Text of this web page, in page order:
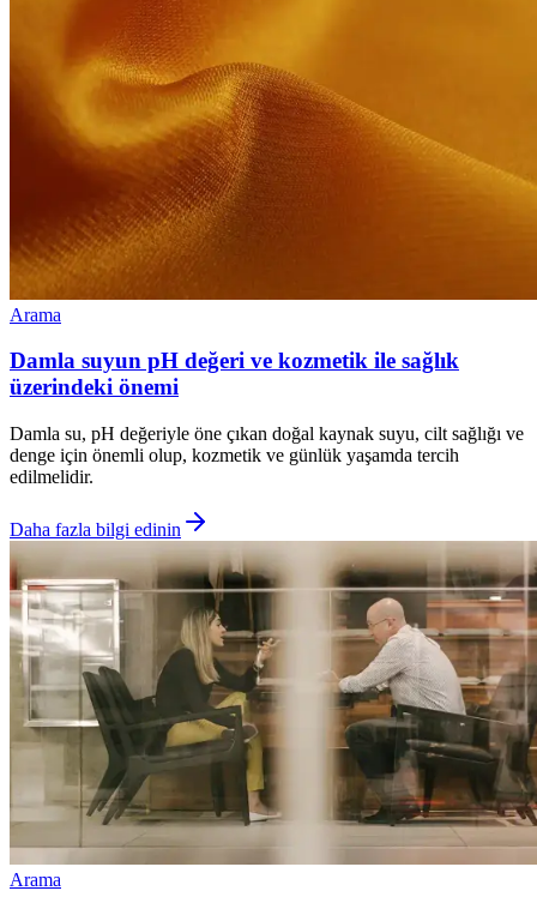
Arama
Damla suyun pH değeri ve kozmetik ile sağlık
üzerindeki önemi
Damla su, pH değeriyle öne çıkan doğal kaynak suyu, cilt sağlığı ve
denge için önemli olup, kozmetik ve günlük yaşamda tercih
edilmelidir.
Daha fazla bilgi edinin
Arama